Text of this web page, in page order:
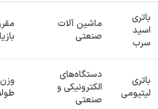
باتری
اسید
سرب
ماشین آلات
صنعتی
باتری
لیتیومی
دستگاه‌های
الکترونیکی و
صنعتی